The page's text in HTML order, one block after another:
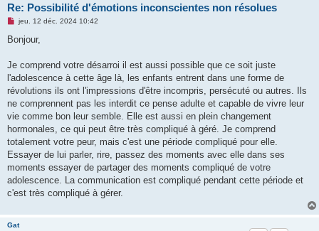
Re: Possibilité d'émotions inconscientes non résolues
M
s
g
n
o
l
u
jeu. 12 déc. 2024 10:42
Bonjour,
Je comprend votre désarroi il est aussi possible que ce soit juste
l'adolescence à cette âge là, les enfants entrent dans une forme de
révolutions ils ont l'impressions d'être incompris, persécuté ou autres. Ils
ne comprennent pas les interdit ce pense adulte et capable de vivre leur
vie comme bon leur semble. Elle est aussi en plein changement
hormonales, ce qui peut être très compliqué à géré. Je comprend
totalement votre peur, mais c'est une période compliqué pour elle.
Essayer de lui parler, rire, passez des moments avec elle dans ses
moments essayer de partager des moments compliqué de votre
adolescence. La communication est compliqué pendant cette période et
c'est très compliqué à gérer.
Gat